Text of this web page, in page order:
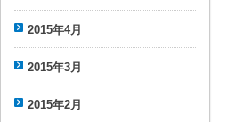
2015年4月
2015年3月
2015年2月